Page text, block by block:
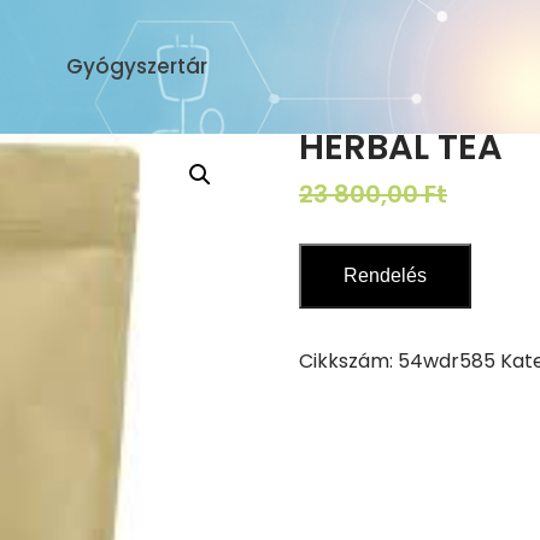
Gyógyszertár
HERBAL TEA
23 800,00Ft
was:
Rendelés
Cikkszám: 54wdr585